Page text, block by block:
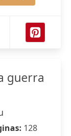
guerra
128